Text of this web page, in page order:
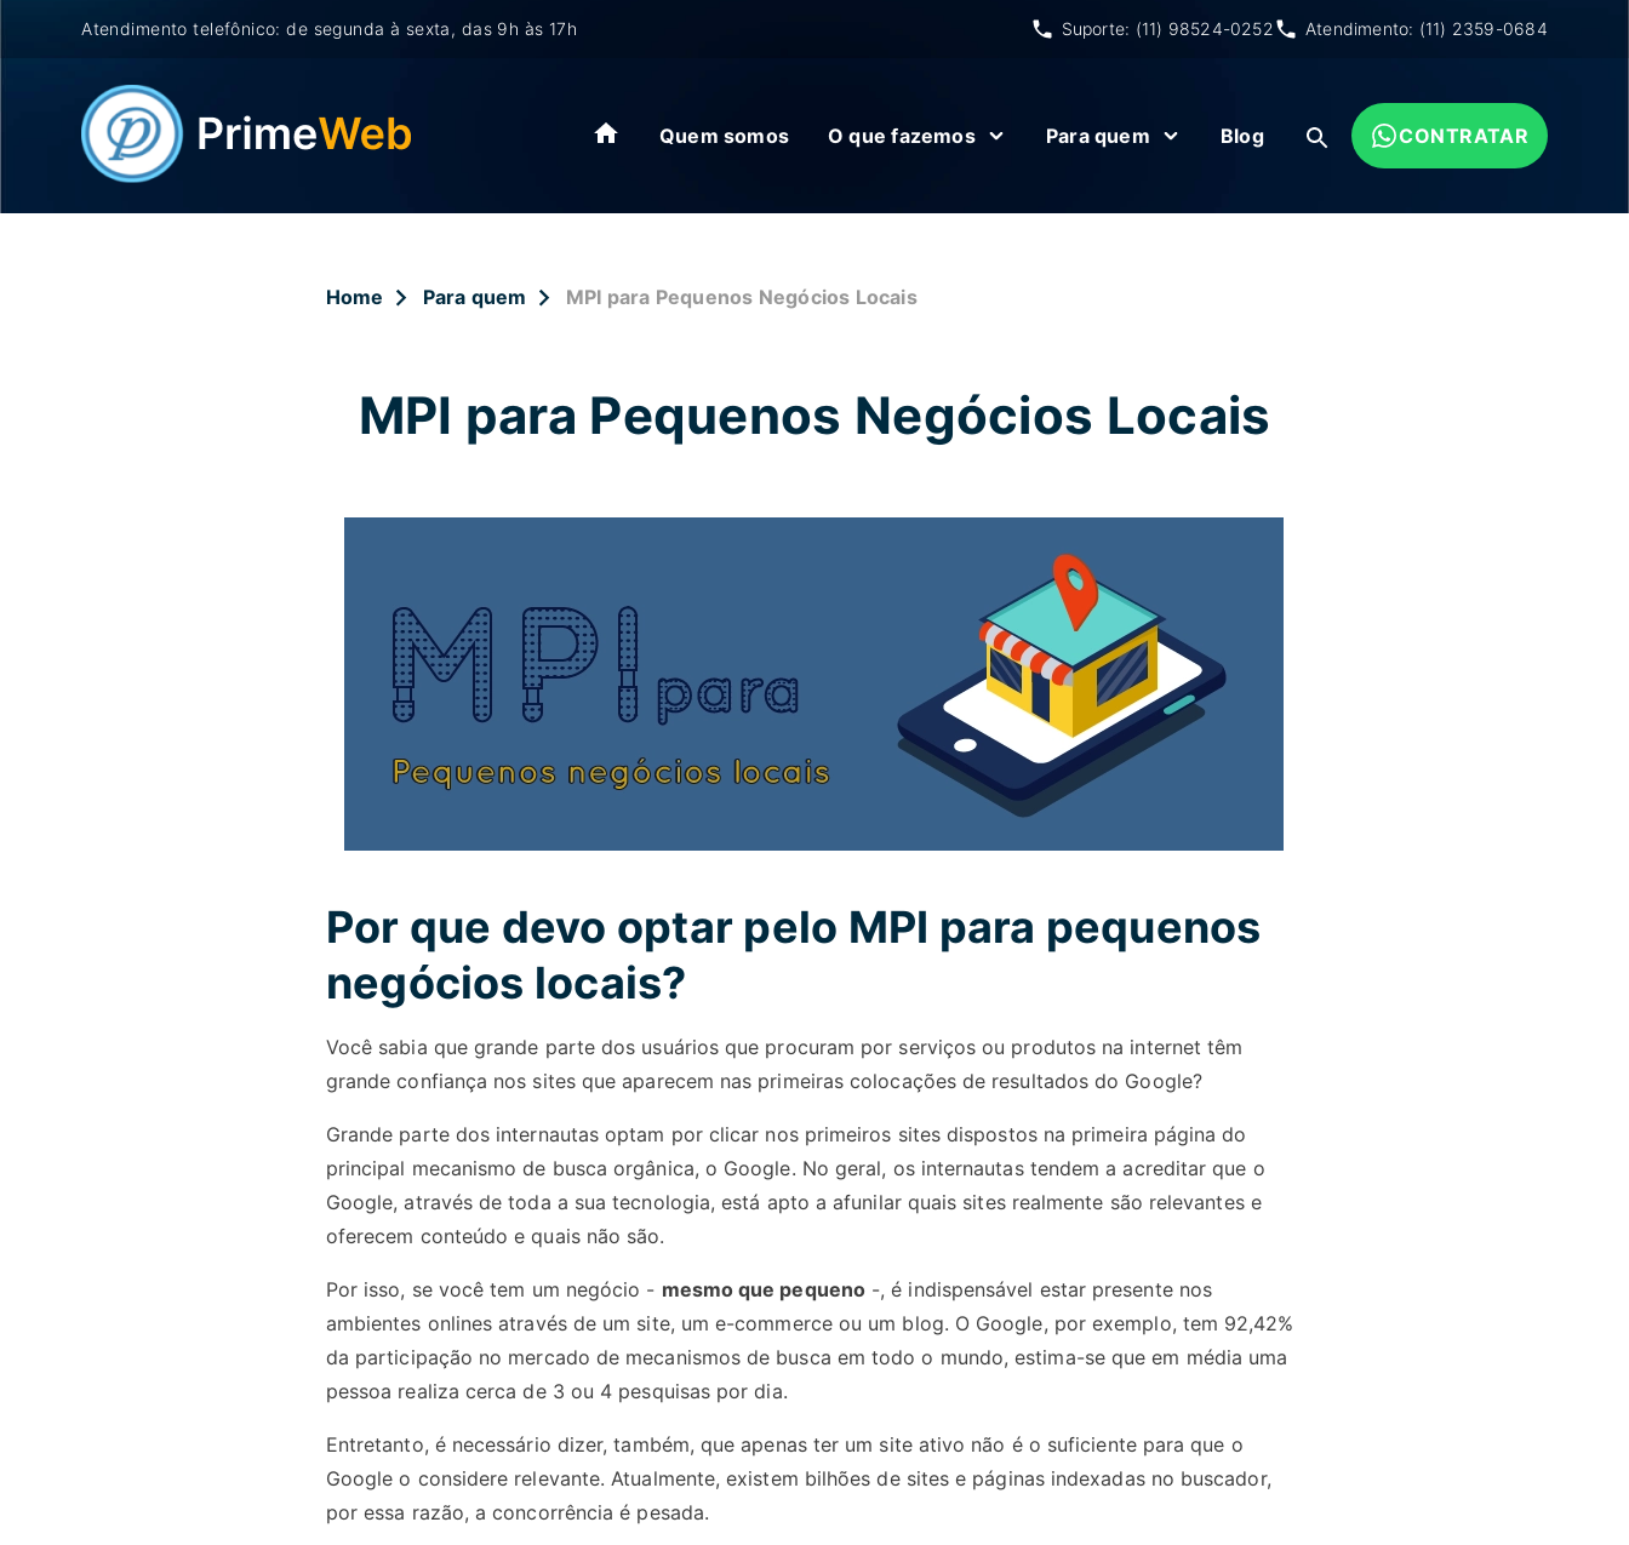
Atendimento telefônico: de segunda à sexta, das 9h às 17h Suporte: (11) 98524-0252 Atendimento: (11) 2359-0684
Quem somos O que fazemos Para quem Blog CONTRATAR
Home Para quem MPI para Pequenos Negócios Locais
MPI para Pequenos Negócios Locais
Por que devo optar pelo MPI para pequenos
negócios locais?
Você sabia que grande parte dos usuários que procuram por serviços ou produtos na internet têm
grande confiança nos sites que aparecem nas primeiras colocações de resultados do Google?
Grande parte dos internautas optam por clicar nos primeiros sites dispostos na primeira página do
principal mecanismo de busca orgânica, o Google. No geral, os internautas tendem a acreditar que o
Google, através de toda a sua tecnologia, está apto a afunilar quais sites realmente são relevantes e
oferecem conteúdo e quais não são.
Por isso, se você tem um negócio - mesmo que pequeno-, é indispensável estar presente nos
ambientes onlines através de um site, um e-commerce ou um blog. O Google, por exemplo, tem 92,42%
da participação no mercado de mecanismos de busca em todo o mundo, estima-se que em média uma
pessoa realiza cerca de 3 ou 4 pesquisas por dia.
Entretanto, é necessário dizer, também, que apenas ter um site ativo não é o suficiente para que o
Google o considere relevante. Atualmente, existem bilhões de sites e páginas indexadas no buscador,
por essa razão, a concorrência é pesada.